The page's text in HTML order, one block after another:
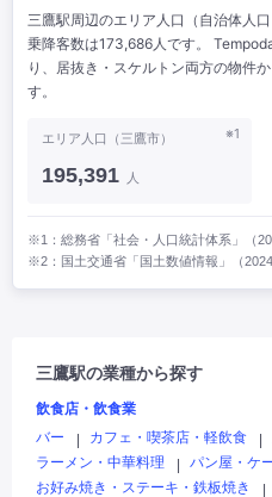
三鷹駅周辺のエリア人口（自治体人
乗降客数は173,686人です。
り、居抜き・スケルトン両方の物件
す。
※1
エリア人口（三鷹市）
195,391 人
※1：総務省「社会・人口統計体系」（
※2：国土交通省「国土数値情報」（
三鷹駅の業種から探す
飲食店・飲食業
バー
カフェ・喫茶店・軽飲食
ラーメン・中華料理
パン屋・ケ
お好み焼き・ステーキ・鉄板焼き